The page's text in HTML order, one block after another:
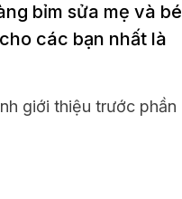
bỉm sửa mẹ và bé
các bạn nhất là
giới thiệu trước phần